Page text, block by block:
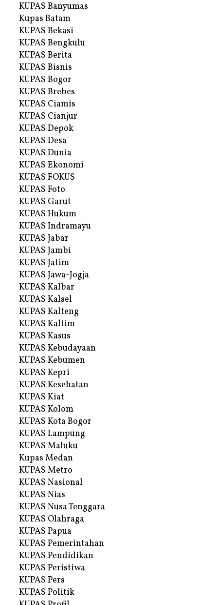
KUPAS Banyumas
Kupas Batam
KUPAS Bekasi
KUPAS Bengkulu
KUPAS Berita
KUPAS Bisnis
KUPAS Bogor
KUPAS Brebes
KUPAS Ciamis
KUPAS Cianjur
KUPAS Depok
KUPAS Desa
KUPAS Dunia
KUPAS Ekonomi
KUPAS FOKUS
KUPAS Foto
KUPAS Garut
KUPAS Hukum
KUPAS Indramayu
KUPAS Jabar
KUPAS Jambi
KUPAS Jatim
KUPAS Jawa-Jogja
KUPAS Kalbar
KUPAS Kalsel
KUPAS Kalteng
KUPAS Kaltim
KUPAS Kasus
KUPAS Kebudayaan
KUPAS Kebumen
KUPAS Kepri
KUPAS Kesehatan
KUPAS Kiat
KUPAS Kolom
KUPAS Kota Bogor
KUPAS Lampung
KUPAS Maluku
Kupas Medan
KUPAS Metro
KUPAS Nasional
KUPAS Nias
KUPAS Nusa Tenggara
KUPAS Olahraga
KUPAS Papua
KUPAS Pemerintahan
KUPAS Pendidikan
KUPAS Peristiwa
KUPAS Pers
KUPAS Politik